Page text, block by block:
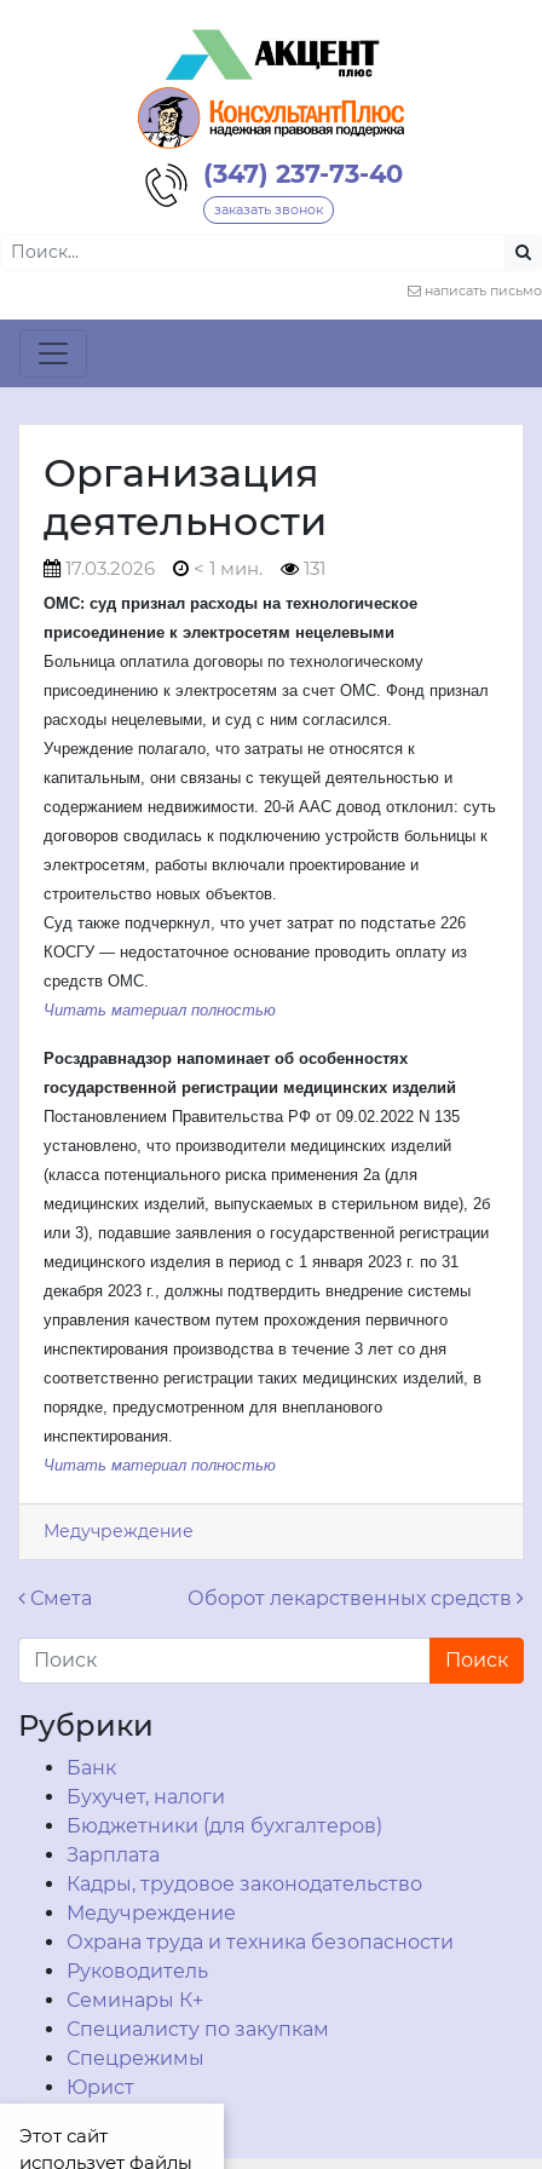
(347) 237-73-40
заказать звонок
написать письмо
Организация
деятельности
17.03.2026 < 1 мин. 131
ОМС: суд признал расходы на технологическое
присоединение к электросетям нецелевыми
Больница оплатила договоры по технологическому
присоединению к электросетям за счет ОМС. Фонд признал
расходы нецелевыми, и суд с ним согласился.
Учреждение полагало, что затраты не относятся к
капитальным, они связаны с текущей деятельностью и
содержанием недвижимости. 20-й ААС довод отклонил: суть
договоров сводилась к подключению устройств больницы к
электросетям, работы включали проектирование и
строительство новых объектов.
Суд также подчеркнул, что учет затрат по подстатье 226
КОСГУ — недостаточное основание проводить оплату из
средств ОМС.
Читать материал полностью
Росздравнадзор напоминает об особенностях
государственной регистрации медицинских изделий
Постановлением Правительства РФ от 09.02.2022 N 135
установлено, что производители медицинских изделий
(класса потенциального риска применения 2а (для
медицинских изделий, выпускаемых в стерильном виде), 2б
или 3), подавшие заявления о государственной регистрации
медицинского изделия в период с 1 января 2023 г. по 31
декабря 2023 г., должны подтвердить внедрение системы
управления качеством путем прохождения первичного
инспектирования производства в течение 3 лет со дня
соответственно регистрации таких медицинских изделий, в
порядке, предусмотренном для внепланового
инспектирования.
Читать материал полностью
Медучреждение
Навигация по записям
Смета Оборот лекарственных средств
Рубрики
Банк
Бухучет, налоги
Бюджетники (для бухгалтеров)
Зарплата
Кадры, трудовое законодательство
Медучреждение
Охрана труда и техника безопасности
Руководитель
Семинары К+
Специалисту по закупкам
Спецрежимы
Юрист
Этот сайт
использует файлы